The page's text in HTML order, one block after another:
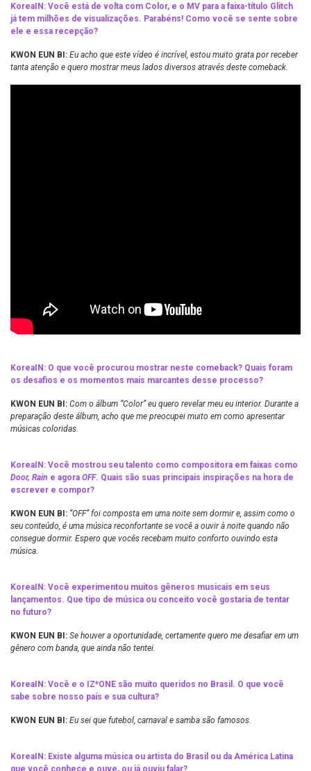
KoreaIN: Você está de volta com Color, e o MV para a faixa-título Glitch
já tem milhões de visualizações. Parabéns! Como você se sente sobre
ele e essa recepção?
KWON EUN BI: Eu acho que este vídeo é incrível, estou muito grata por receber
tanta atenção e quero mostrar meus lados diversos através deste comeback.
KoreaIN: O que você procurou mostrar neste comeback? Quais foram
os desafios e os momentos mais marcantes desse processo?
KWON EUN BI: Com o álbum “Color” eu quero revelar meu eu interior. Durante a
preparação deste álbum, acho que me preocupei muito em como apresentar
músicas coloridas.
KoreaIN: Você mostrou seu talento como compositora em faixas como
Door, Rain e agora OFF. Quais são suas principais inspirações na hora de
escrever e compor?
KWON EUN BI: “OFF” foi composta em uma noite sem dormir e, assim como o
seu conteúdo, é uma música reconfortante se você a ouvir à noite quando não
consegue dormir. Espero que vocês recebam muito conforto ouvindo esta
música.
KoreaIN: Você experimentou muitos gêneros musicais em seus
lançamentos. Que tipo de música ou conceito você gostaria de tentar
no futuro?
KWON EUN BI: Se houver a oportunidade, certamente quero me desafiar em um
gênero com banda, que ainda não tentei.
KoreaIN: Você e o IZ*ONE são muito queridos no Brasil. O que você
sabe sobre nosso país e sua cultura?
KWON EUN BI: Eu sei que futebol, carnaval e samba são famosos.
KoreaIN: Existe alguma música ou artista do Brasil ou da América Latina
que você conhece e ouve, ou já ouviu falar?